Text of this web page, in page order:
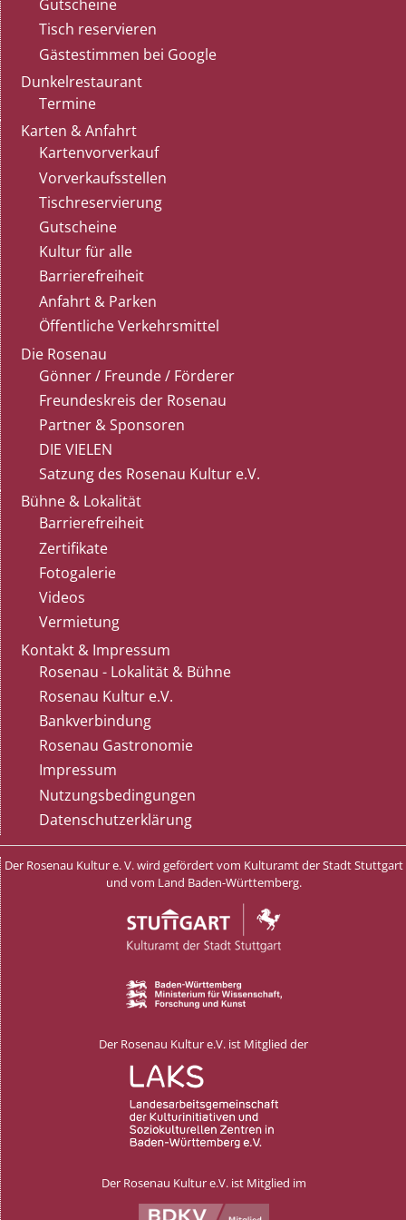
Gutscheine
Tisch reservieren
Gästestimmen bei Google
Dunkelrestaurant
Termine
Karten & Anfahrt
Kartenvorverkauf
Vorverkaufsstellen
Tischreservierung
Gutscheine
Kultur für alle
Barrierefreiheit
Anfahrt & Parken
Öffentliche Verkehrsmittel
Die Rosenau
Gönner / Freunde / Förderer
Freundeskreis der Rosenau
Partner & Sponsoren
DIE VIELEN
Satzung des Rosenau Kultur e.V.
Bühne & Lokalität
Barrierefreiheit
Zertifikate
Fotogalerie
Videos
Vermietung
Kontakt & Impressum
Rosenau - Lokalität & Bühne
Rosenau Kultur e.V.
Bankverbindung
Rosenau Gastronomie
Impressum
Nutzungsbedingungen
Datenschutzerklärung
Der Rosenau Kultur e. V. wird gefördert vom Kulturamt der Stadt Stuttgart
und vom Land Baden-Württemberg.
Der Rosenau Kultur e.V. ist Mitglied der
Der Rosenau Kultur e.V. ist Mitglied im